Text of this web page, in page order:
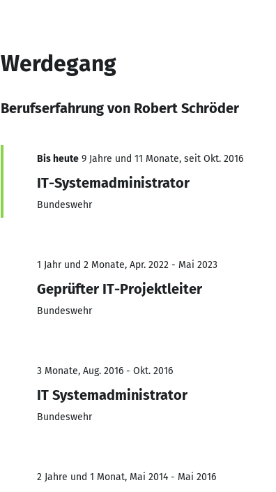
Werdegang
Berufserfahrung von Robert Schröder
Bis heute 9 Jahre und 11 Monate, seit Okt. 2016
IT-Systemadministrator
Bundeswehr
1 Jahr und 2 Monate, Apr. 2022 - Mai 2023
Geprüfter IT-Projektleiter
Bundeswehr
3 Monate, Aug. 2016 - Okt. 2016
IT Systemadministrator
Bundeswehr
2 Jahre und 1 Monat, Mai 2014 - Mai 2016